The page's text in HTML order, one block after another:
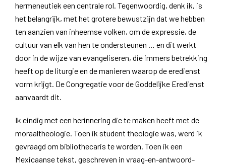
hermeneutiek een centrale rol. Tegenwoordig, denk ik, is
het belangrijk, met het grotere bewustzijn dat we hebben
ten aanzien van inheemse volken, om de expressie, de
cultuur van elk van hen te ondersteunen … en dit werkt
door in de wijze van evangeliseren, die immers betrekking
heeft op de liturgie en de manieren waarop de eredienst
vorm krijgt. De Congregatie voor de Goddelijke Eredienst
aanvaardt dit.
Ik eindig met een herinnering die te maken heeft met de
moraaltheologie. Toen ik student theologie was, werd ik
gevraagd om bibliothecaris te worden. Toen ik een
Mexicaanse tekst, geschreven in vraag-en-antwoord-